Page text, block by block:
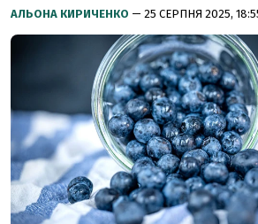
АЛЬОНА КИРИЧЕНКО — 25 СЕРПНЯ 2025,